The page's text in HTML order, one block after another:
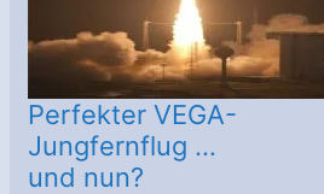
Perfekter VEGA-
Jungfernflug …
und nun?